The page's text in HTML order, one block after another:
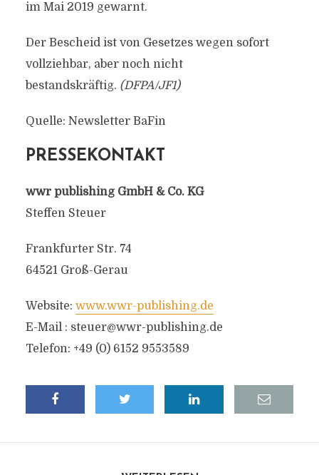
im Mai 2019 gewarnt.
Der Bescheid ist von Gesetzes wegen sofort
vollziehbar, aber noch nicht
bestandskräftig. (DFPA/JF1)
Quelle: Newsletter BaFin
PRESSEKONTAKT
wwr publishing GmbH & Co. KG
Steffen Steuer
Frankfurter Str. 74
64521 Groß-Gerau
Website: www.wwr-publishing.de
E-Mail : steuer@wwr-publishing.de
Telefon: +49 (0) 6152 9553589